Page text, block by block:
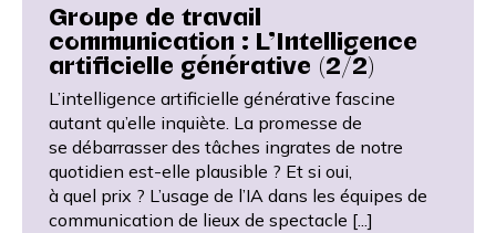
Groupe de travail
communication : L’Intelligence
artificielle générative (2/2)
L’intelligence artificielle générative fascine
autant qu’elle inquiète. La promesse de
se débarrasser des tâches ingrates de notre
quotidien est-elle plausible ? Et si oui,
à quel prix ? L’usage de l’IA dans les équipes de
communication de lieux de spectacle [...]